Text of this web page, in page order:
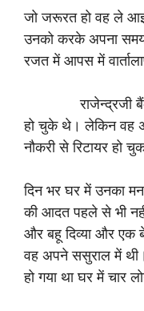
जो जरूरत हो वह ले
उनको करके अपना
रजत में आपस में
राजेन्द्रजी बैंक में
हो चुके थे। लेकिन वह
नौकरी से रिटायर हो
दिन भर घर में उनका
की आदत पहले से भी
और बहू दिव्या और एक
वह अपने ससुराल में
हो गया था घर में चार